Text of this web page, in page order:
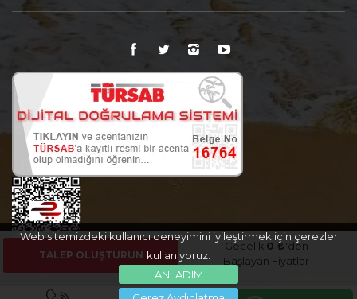
Web sitemizdeki kullanıcı deneyimini iyileştirmek için çerezler
kullanıyoruz.
ANLADIM
TALEP OLUŞTURUN
Gecelik 0 ₺'den
Başlayan Fiyatlar